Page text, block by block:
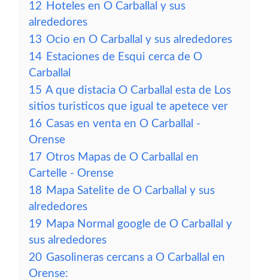
12 Hoteles en O Carballal y sus
alrededores
13 Ocio en O Carballal y sus alrededores
14 Estaciones de Esqui cerca de O
Carballal
15 A que distacia O Carballal esta de Los
sitios turisticos que igual te apetece ver
16 Casas en venta en O Carballal -
Orense
17 Otros Mapas de O Carballal en
Cartelle - Orense
18 Mapa Satelite de O Carballal y sus
alrededores
19 Mapa Normal google de O Carballal y
sus alrededores
20 Gasolineras cercans a O Carballal en
Orense: